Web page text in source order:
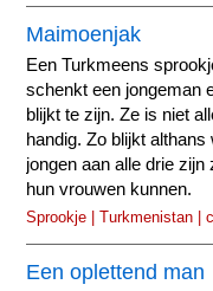
Maimoenjak
Een Turkmeens
schenkt een jongeman
blijkt te zijn. Ze is niet
handig. Zo blijkt
jongen aan alle drie
hun vrouwen kunnen.
Sprookje | Turkmenistan |
Een oplettend man